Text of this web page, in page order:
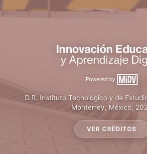
D.R. Instituto Tecnológico y de
Monterrey, México,
VER CRÉDITOS